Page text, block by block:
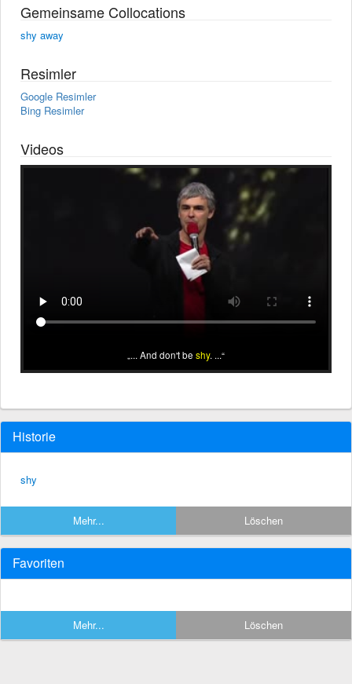
Gemeinsame Collocations
shy away
Resimler
Google Resimler
Bing Resimler
Videos
... And don't be shy. ...
Historie
shy
Mehr... Löschen
Favoriten
Mehr... Löschen